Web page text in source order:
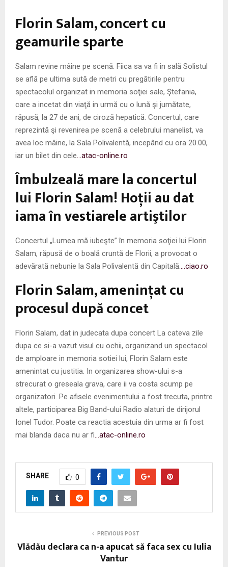
U
Florin Salam, concert cu
geamurile sparte
Salam revine mâine pe scenă. Fiica sa va fi in sală Solistul
se află pe ultima sută de metri cu pregătirile pentru
spectacolul organizat in memoria soţiei sale, Ştefania,
care a incetat din viaţă in urmă cu o lună şi jumătate,
răpusă, la 27 de ani, de ciroză hepatică. Concertul, care
reprezintă şi revenirea pe scenă a celebrului manelist, va
avea loc mâine, la Sala Polivalentă, incepând cu ora 20.00,
iar un bilet din cele …atac-online.ro
Îmbulzeală mare la concertul
lui Florin Salam! Hoţii au dat
iama în vestiarele artiştilor
Concertul „Lumea mă iubeşte” în memoria soţiei lui Florin
Salam, răpusă de o boală cruntă de Florii, a provocat o
adevărată nebunie la Sala Polivalentă din Capitală.
…ciao.ro
Florin Salam, ameninţat cu
procesul după concet
Florin Salam, dat in judecata dupa concert La cateva zile
dupa ce si-a vazut visul cu ochii, organizand un spectacol
de amploare in memoria sotiei lui, Florin Salam este
amenintat cu justitia. In organizarea show-ului s-a
strecurat o greseala grava, care ii va costa scump pe
organizatori. Pe afisele evenimentului a fost trecuta, printre
altele, participarea Big Band-ului Radio alaturi de dirijorul
Ionel Tudor. Poate ca reactia acestuia din urma ar fi fost
mai blanda daca nu ar fi …atac-online.ro
SHARE 0
PREVIOUS POST
Vlădău declara ca n-a apucat să faca sex cu Iulia
Vantur